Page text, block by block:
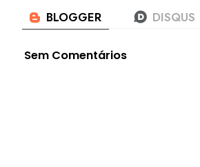
Sem Comentários